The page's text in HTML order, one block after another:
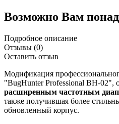
Возможно Вам
Подробное описание
Отзывы (0)
Оставить отзыв
Модификация
"BugHunter Professional BH-02",
расширенным частотным
также получившая более
обновленный корпус.